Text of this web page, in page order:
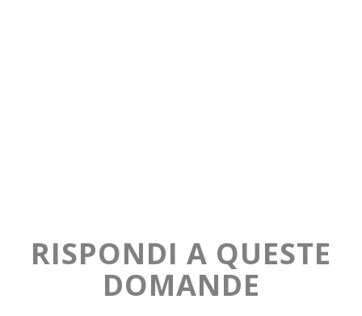
RISPONDI A QUESTE
DOMANDE